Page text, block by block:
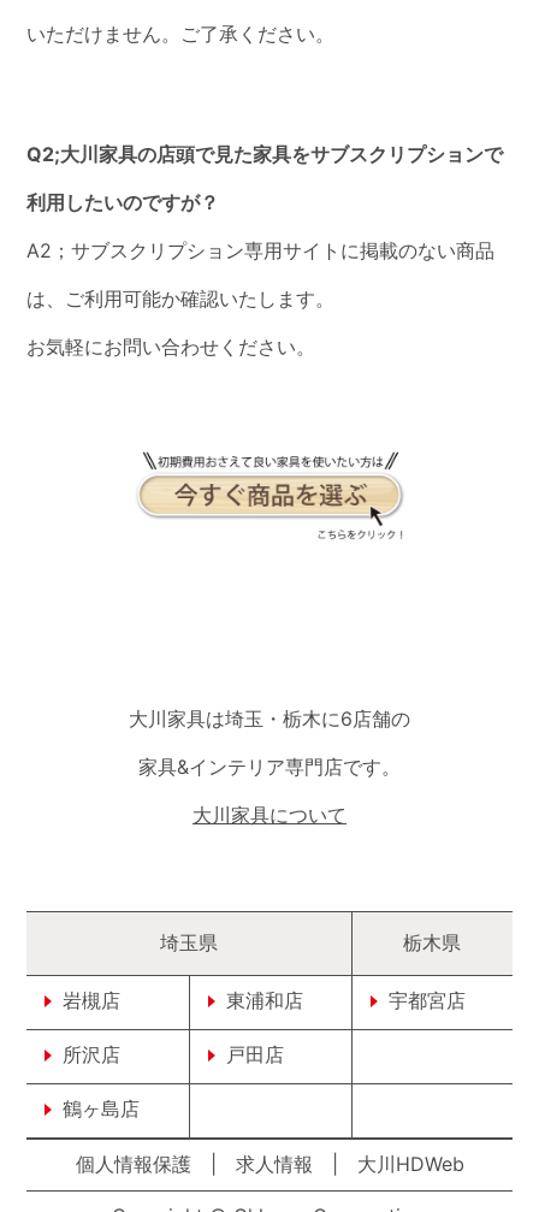
いただけません。ご了承ください。
Q2;大川家具の店頭で見た家具をサブスクリプションで
利用したいのですが？
A2；サブスクリプション専用サイトに掲載のない商品
は、ご利用可能か確認いたします。
お気軽にお問い合わせください。
大川家具は埼玉・栃木に6店舗の
家具&インテリア専門店です。
大川家具について
埼玉県
岩槻店 東浦和店
所沢店 戸田店
鶴ヶ島店
栃木県
宇都宮店
個人情報保護| 求人情報 大川HDWeb